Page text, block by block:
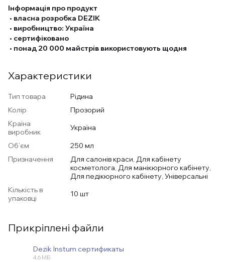
Інформація про продукт
• власна розробка DEZIK
• виробництво: Україна
• сертифіковано
• понад 20 000 майстрів використовують щодня
Характеристики
Тип товара
Рідина
Колір
Прозорий
Країна
виробник
Україна
Об’єм
250 мл
Призначення
Для салонів краси, Для кабінету
косметолога, Для манікюрного кабінету,
Для педікюрного кабінету, Універсальні
Кількість в
упаковці
10 шт
Прикріплені файли
Dezik Instum сертификаты
4.6 МБ